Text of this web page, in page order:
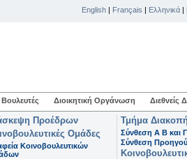
English | Français | Ελληνικά |
Βουλευτές Διοικητική Οργάνωση Διεθνείς
Προέδρων
Ομάδες
Κοινοβουλευτικών
Τμήμα
Σύνθεση Α Β και
Σύνθεση